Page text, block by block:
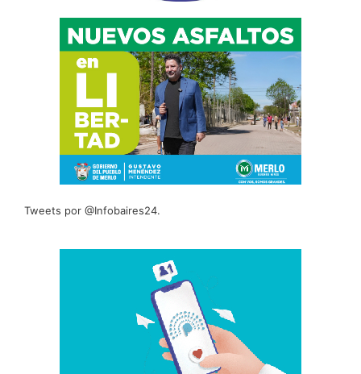
Tweets por @Infobaires24.